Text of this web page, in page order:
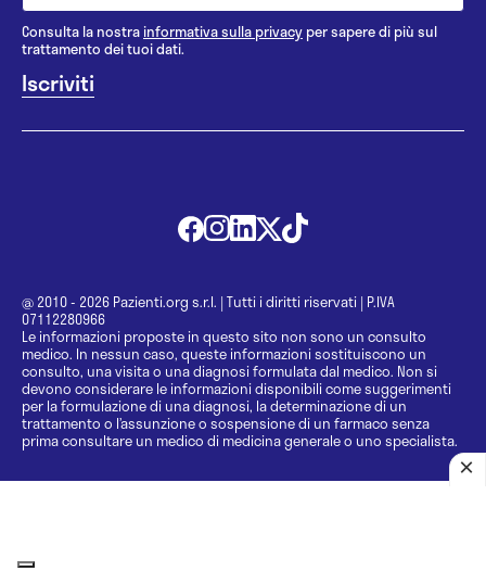
Consulta la nostrainformativa sulla privacy per sapere di più sul
trattamento dei tuoi dati.
@ 2010 - 2026 Pazienti.org s.r.l. | Tutti i diritti riservati | P.IVA
07112280966
Le informazioni proposte in questo sito non sono un consulto
medico. In nessun caso, queste informazioni sostituiscono un
consulto, una visita o una diagnosi formulata dal medico. Non si
devono considerare le informazioni disponibili come suggerimenti
per la formulazione di una diagnosi, la determinazione di un
trattamento o l’assunzione o sospensione di un farmaco senza
prima consultare un medico di medicina generale o uno specialista.